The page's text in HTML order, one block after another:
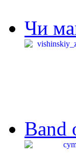
Чи
Band